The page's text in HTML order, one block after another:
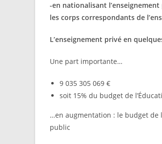
-en nationalisant
les corps correspondants de
L’enseignement privé en
Une part importante…
9 035 305 069 €
soit 15% du budget de
…en augmentation : le budget de
public